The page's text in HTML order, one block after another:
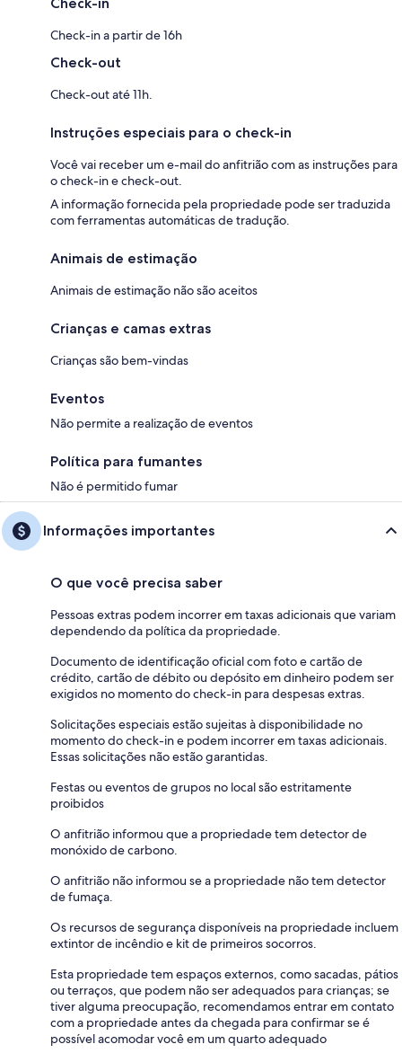
Check-in a partir de 16h
Check-out
Check-out até 11h.
Instruções especiais para o check-in
Você vai receber um e-mail do anfitrião com as instruções para
o check-in e check-out.
A informação fornecida pela propriedade pode ser traduzida
com ferramentas automáticas de tradução.
Animais de estimação
Animais de estimação não são aceitos
Crianças e camas extras
Crianças são bem-vindas
Eventos
Não permite a realização de eventos
Política para fumantes
Não é permitido fumar
Informações importantes
O que você precisa saber
Pessoas extras podem incorrer em taxas adicionais que variam
dependendo da política da propriedade.
Documento de identificação oficial com foto e cartão de
crédito, cartão de débito ou depósito em dinheiro podem ser
exigidos no momento do check-in para despesas extras.
Solicitações especiais estão sujeitas à disponibilidade no
momento do check-in e podem incorrer em taxas adicionais.
Essas solicitações não estão garantidas.
Festas ou eventos de grupos no local são estritamente
proibidos
O anfitrião informou que a propriedade tem detector de
monóxido de carbono.
O anfitrião não informou se a propriedade não tem detector
de fumaça.
Os recursos de segurança disponíveis na propriedade incluem
extintor de incêndio e kit de primeiros socorros.
Esta propriedade tem espaços externos, como sacadas, pátios
ou terraços, que podem não ser adequados para crianças; se
tiver alguma preocupação, recomendamos entrar em contato
com a propriedade antes da chegada para confirmar se é
possível acomodar você em um quarto adequado